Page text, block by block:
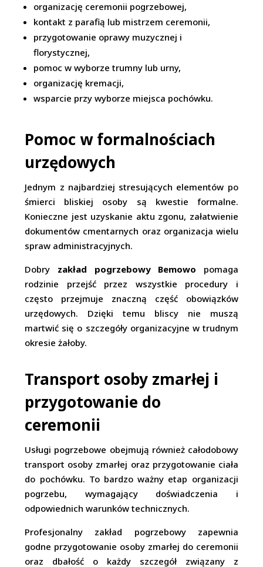
organizację ceremonii pogrzebowej,
kontakt z parafią lub mistrzem ceremonii,
przygotowanie oprawy muzycznej i
florystycznej,
pomoc w wyborze trumny lub urny,
organizację kremacji,
wsparcie przy wyborze miejsca pochówku.
Pomoc w formalnościach
urzędowych
Jednym z najbardziej stresujących elementów po
śmierci bliskiej osoby są kwestie formalne.
Konieczne jest uzyskanie aktu zgonu, załatwienie
dokumentów cmentarnych oraz organizacja wielu
spraw administracyjnych.
Dobry zakład pogrzebowy Bemowo pomaga
rodzinie przejść przez wszystkie procedury i
często przejmuje znaczną część obowiązków
urzędowych. Dzięki temu bliscy nie muszą
martwić się o szczegóły organizacyjne w trudnym
okresie żałoby.
Transport osoby zmarłej i
przygotowanie do
ceremonii
Usługi pogrzebowe obejmują również całodobowy
transport osoby zmarłej oraz przygotowanie ciała
do pochówku. To bardzo ważny etap organizacji
pogrzebu, wymagający doświadczenia i
odpowiednich warunków technicznych.
Profesjonalny zakład pogrzebowy zapewnia
godne przygotowanie osoby zmarłej do ceremonii
oraz dbałość o każdy szczegół związany z